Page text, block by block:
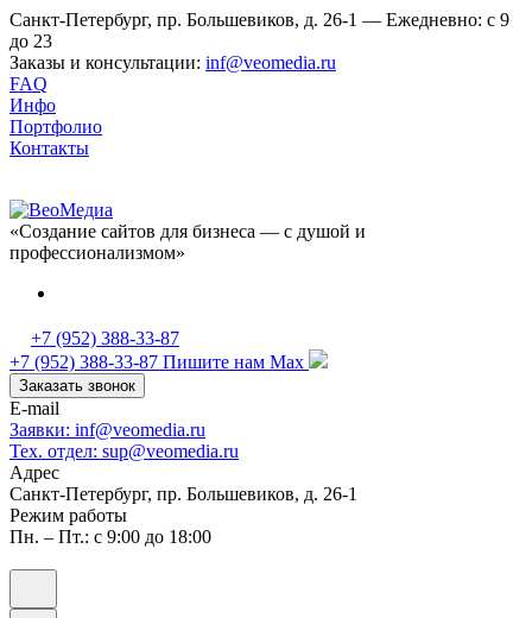
Санкт-Петербург, пр. Большевиков, д. 26-1 — Ежедневно: с 9
до 23
Заказы и консультации: inf@veomedia.ru
FAQ
Инфо
Портфолио
Контакты
«Создание сайтов для бизнеса — с душой и
профессионализмом»
+7 (952) 388-33-87
+7 (952) 388-33-87 Пишите нам Max
Заказать звонок
E-mail
Заявки: inf@veomedia.ru
Тех. отдел: sup@veomedia.ru
Адрес
Санкт-Петербург, пр. Большевиков, д. 26-1
Режим работы
Пн. – Пт.: с 9:00 до 18:00